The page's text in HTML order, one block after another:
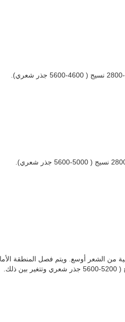
من الشعر أوسع. ويتم فصل المنطقة